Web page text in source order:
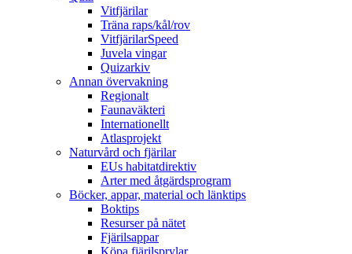
Vitfjärilar
Träna raps/kål/rov
VitfjärilarSpeed
Juvela vingar
Quizarkiv
Annan övervakning
Regionalt
Faunaväkteri
Internationellt
Atlasprojekt
Naturvård och fjärilar
EUs habitatdirektiv
Arter med åtgärdsprogram
Böcker, appar, material och länktips
Boktips
Resurser på nätet
Fjärilsappar
Köpa fjärilsprylar